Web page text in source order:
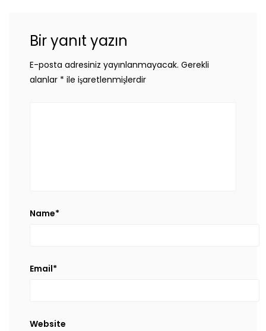
Bir yanıt yazın
E-posta adresiniz yayınlanmayacak. Gerekli
alanlar * ile işaretlenmişlerdir
Name*
Email*
Website